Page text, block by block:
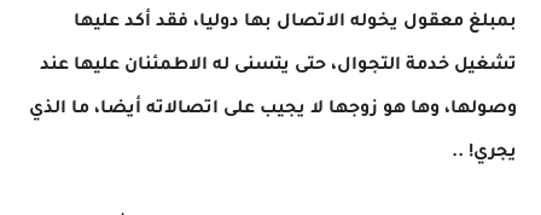
بمبلغ معقول يخوله الاتصال بها دوليا، فقد أكد عليها
تشغيل خدمة التجوال، حتى يتسنى له الاطمئنان عليها عند
وصولها، وها هو زوجها لا يجيب على اتصالاته أيضا، ما الذي
يجري! ..